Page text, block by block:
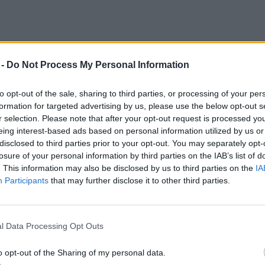
Do Not Process My Personal Information
opt-out of the sale, sharing to third parties, or processing of your
for targeted advertising by us, please use the below opt-out
selection. Please note that after your opt-out request is processed
interest-based ads based on personal information utilized by us
to third parties prior to your opt-out. You may separately
of your personal information by third parties on the IAB’s list of
This information may also be disclosed by us to third parties on the
Participants that may further disclose it to other third parties.
Data Processing Opt Outs
opt-out of the Sharing of my personal data.
többször megírta már, hogy erősen
a levegőben lévő mérgező részecskék
. Ezért is döntött úgy a város
vet a petárdázásnak, még akkor is,
gyakorlásába való beavatkozásnak
újságíróknak elmondta, hogy
kapnak, az 200 rúpiás (kb. 1000
terjedő börtönbüntetésre számíthat.